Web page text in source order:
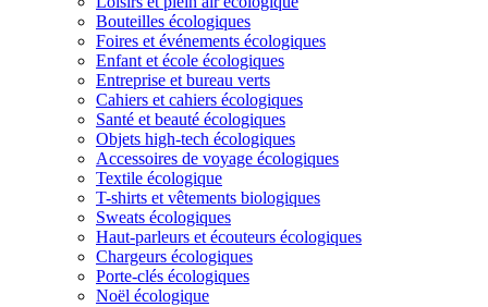
Bouteilles écologiques
Foires et événements écologiques
Enfant et école écologiques
Entreprise et bureau verts
Cahiers et cahiers écologiques
Santé et beauté écologiques
Objets high-tech écologiques
Accessoires de voyage écologiques
Textile écologique
T-shirts et vêtements biologiques
Sweats écologiques
Haut-parleurs et écouteurs écologiques
Chargeurs écologiques
Porte-clés écologiques
Noël écologique